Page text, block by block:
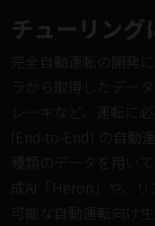
チューリング
完全自動運転の開発
ラから取得したデー
レーキなど、運転に
(End-to-End) の自動
種類のデータを用い
成AI「 Heron 」や、
可能な自動運転向け生